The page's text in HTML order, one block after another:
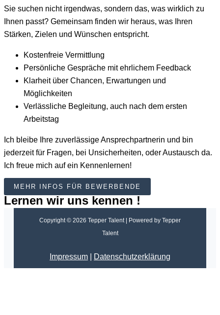
Sie suchen nicht irgendwas, sondern das, was wirklich zu
Ihnen passt? Gemeinsam finden wir heraus, was Ihren
Stärken, Zielen und Wünschen entspricht.
Kostenfreie Vermittlung
Persönliche Gespräche mit ehrlichem Feedback
Klarheit über Chancen, Erwartungen und
Möglichkeiten
Verlässliche Begleitung, auch nach dem ersten
Arbeitstag
Ich bleibe Ihre zuverlässige Ansprechpartnerin und bin
jederzeit für Fragen, bei Unsicherheiten, oder Austausch da.
Ich freue mich auf ein Kennenlernen!
MEHR INFOS FÜR BEWERBENDE
Lernen wir uns kennen !
Copyright © 2026 Tepper Talent | Powered by Tepper
Talent
Impressum Datenschutzerklärung